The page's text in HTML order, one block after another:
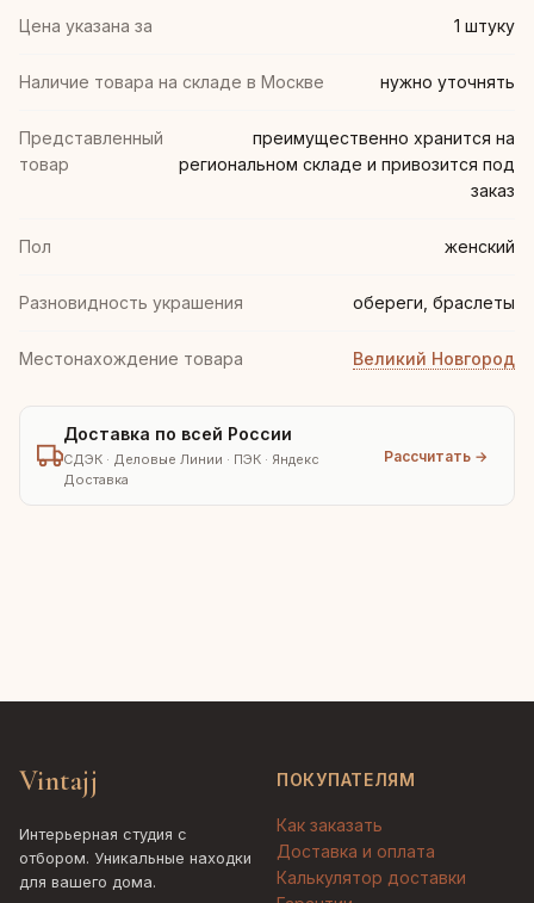
Цена указана за 1 штуку
Наличие товара на складе в Москве нужно уточнять
Представленный
товар
преимущественно хранится на
региональном складе и привозится под
заказ
Пол женский
Разновидность украшения обереги, браслеты
Местонахождение товара Великий Новгород
Доставка по всей России
СДЭК · Деловые Линии · ПЭК · Яндекс
Доставка
Рассчитать →
Vintajj
Интерьерная студия с
отбором. Уникальные находки
для вашего дома.
ПОКУПАТЕЛЯМ
Как заказать
Доставка и оплата
Калькулятор доставки